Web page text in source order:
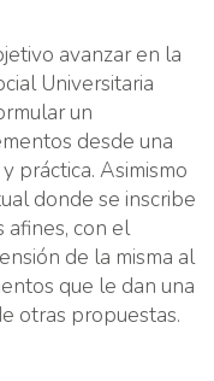
avanzar en la
Universitaria
un
desde una
práctica. Asimismo
donde se inscribe
afines, con el
de la misma al
que le dan una
otras propuestas.